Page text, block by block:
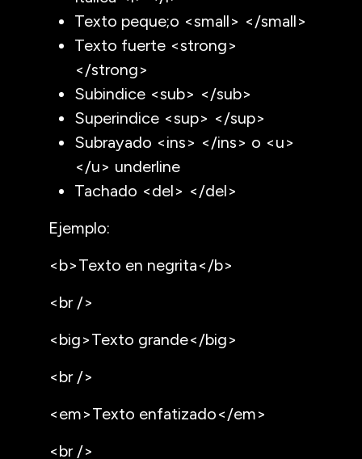
Texto peque;o <small> </small>
Texto fuerte <strong>
</strong>
Subindice <sub> </sub>
Superindice <sup> </sup>
Subrayado <ins> </ins> o <u>
</u> underline
Tachado <del> </del>
Ejemplo:
<b>Texto en negrita</b>
<br />
<big>Texto grande</big>
<br />
<em>Texto enfatizado</em>
<br />